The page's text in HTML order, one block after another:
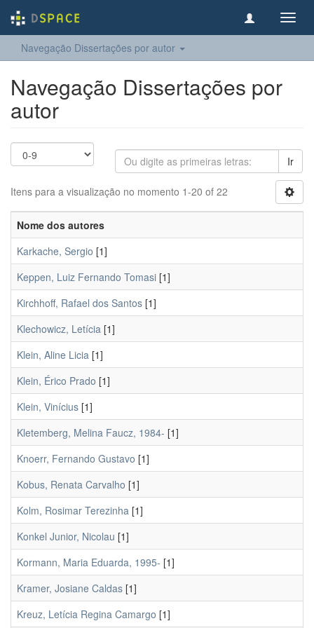
Navegação Dissertações por autor
Navegação Dissertações por
autor
Ir
Itens para a visualização no momento 1-20 of 22
Nome dos autores
Karkache, Sergio [1]
Keppen, Luiz Fernando Tomasi [1]
Kirchhoff, Rafael dos Santos [1]
Klechowicz, Letícia [1]
Klein, Aline Licia [1]
Klein, Érico Prado [1]
Klein, Vinícius [1]
Kletemberg, Melina Faucz, 1984- [1]
Knoerr, Fernando Gustavo [1]
Kobus, Renata Carvalho [1]
Kolm, Rosimar Terezinha [1]
Konkel Junior, Nicolau [1]
Kormann, Maria Eduarda, 1995- [1]
Kramer, Josiane Caldas [1]
Kreuz, Letícia Regina Camargo [1]